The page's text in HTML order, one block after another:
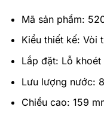
Mã sản phẩm:
Kiểu thiết kế: Vòi
Lắp đặt: Lỗ
Lưu lượng nước:
Chiều cao: 159